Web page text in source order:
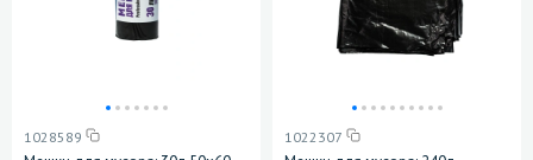
1028589 1022307